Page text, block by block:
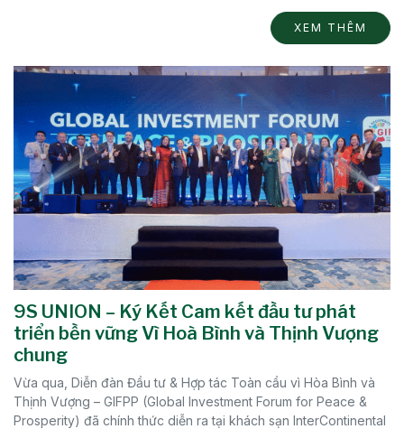
XEM THÊM
9S UNION – Ký Kết Cam kết đầu tư phát
triển bền vững Vì Hoà Bình và Thịnh Vượng
chung
Vừa qua, Diễn đàn Đầu tư & Hợp tác Toàn cầu vì Hòa Bình và
Thịnh Vượng – GIFPP (Global Investment Forum for Peace &
Prosperity) đã chính thức diễn ra tại khách sạn InterContinental